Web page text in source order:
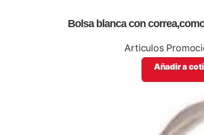
Bolsa blanca con
Articulos
Añadir a